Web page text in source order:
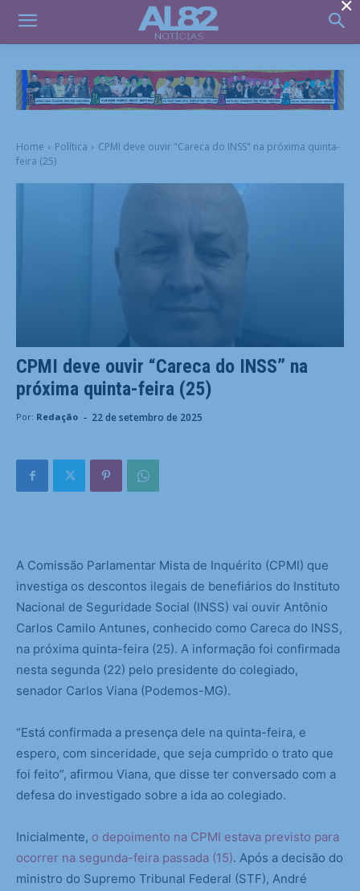
Home Política
CPMI deve ouvir "Careca do INSS" na próxima quinta-
feira (25)
CPMI deve ouvir “Careca do INSS” na
próxima quinta-feira (25)
Por: Redação - 22 de setembro de 2025
A Comissão Parlamentar Mista de Inquérito (CPMI) que
investiga os descontos ilegais de benefiários do Instituto
Nacional de Seguridade Social (INSS) vai ouvir Antônio
Carlos Camilo Antunes, conhecido como Careca do INSS,
na próxima quinta-feira (25). A informação foi confirmada
nesta segunda (22) pelo presidente do colegiado,
senador Carlos Viana (Podemos-MG).
“Está confirmada a presença dele na quinta-feira, e
espero, com sinceridade, que seja cumprido o trato que
foi feito”, afirmou Viana, que disse ter conversado com a
defesa do investigado sobre a ida ao colegiado.
Inicialmente, o depoimento na CPMI estava previsto para
ocorrer na segunda-feira passada (15). Após a decisão do
ministro do Supremo Tribunal Federal (STF), André